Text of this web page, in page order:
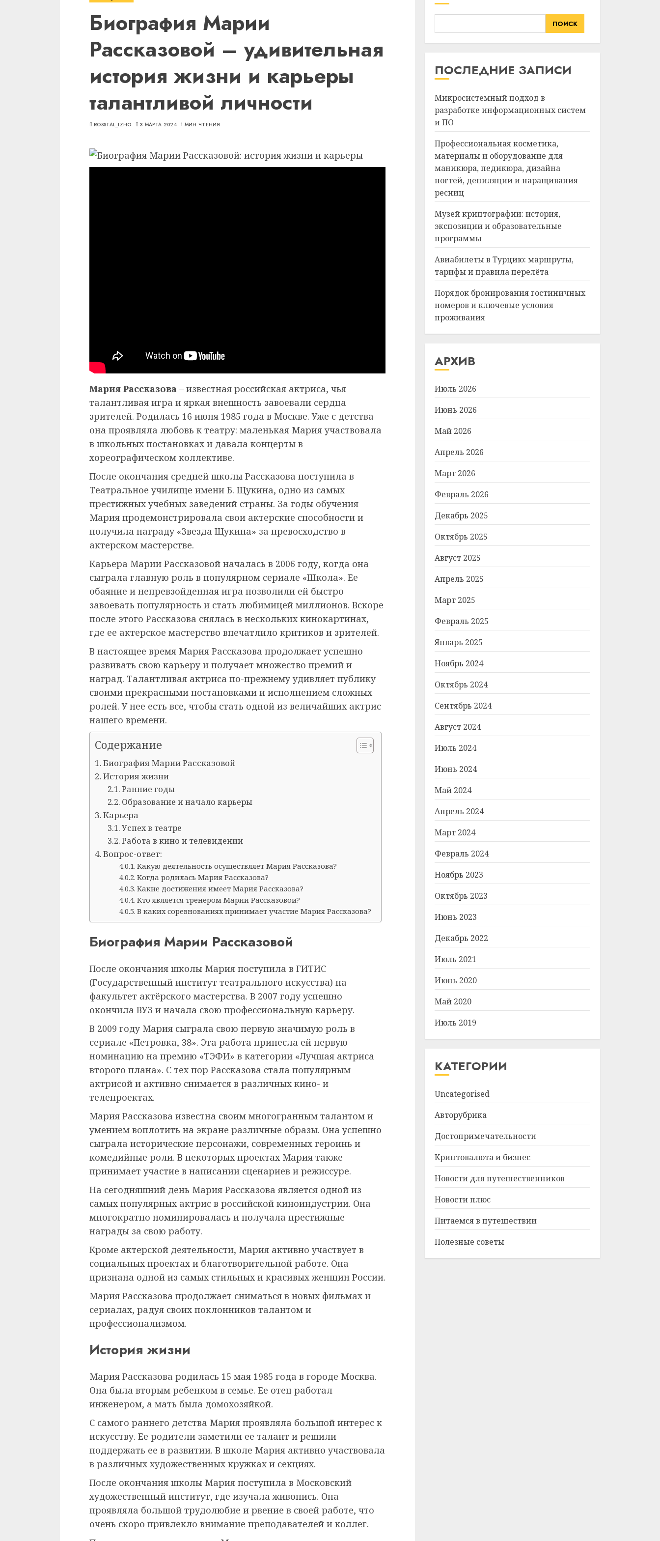
Биография Марии
Рассказовой – удивительная
история жизни и карьеры
талантливой личности
ROSSTAL_IZHO 3 МАРТА 2024 1 МИН ЧТЕНИЯ
Мария Рассказова – известная российская актриса, чья
талантливая игра и яркая внешность завоевали сердца
зрителей. Родилась 16 июня 1985 года в Москве. Уже с детства
она проявляла любовь к театру: маленькая Мария участвовала
в школьных постановках и давала концерты в
хореографическом коллективе.
После окончания средней школы Рассказова поступила в
Театральное училище имени Б. Щукина, одно из самых
престижных учебных заведений страны. За годы обучения
Мария продемонстрировала свои актерские способности и
получила награду «Звезда Щукина» за превосходство в
актерском мастерстве.
Карьера Марии Рассказовой началась в 2006 году, когда она
сыграла главную роль в популярном сериале «Школа». Ее
обаяние и непревзойденная игра позволили ей быстро
завоевать популярность и стать любимицей миллионов. Вскоре
после этого Рассказова снялась в нескольких кинокартинах,
где ее актерское мастерство впечатлило критиков и зрителей.
В настоящее время Мария Рассказова продолжает успешно
развивать свою карьеру и получает множество премий и
наград. Талантливая актриса по-прежнему удивляет публику
своими прекрасными постановками и исполнением сложных
ролей. У нее есть все, чтобы стать одной из величайших актрис
нашего времени.
Содержание
Биография Марии Рассказовой
История жизни
Ранние годы
Образование и начало карьеры
Карьера
Успех в театре
Работа в кино и телевидении
Вопрос-ответ:
Какую деятельность осуществляет Мария Рассказова?
Когда родилась Мария Рассказова?
Какие достижения имеет Мария Рассказова?
Кто является тренером Марии Рассказовой?
В каких соревнованиях принимает участие Мария Рассказова?
Биография Марии Рассказовой
После окончания школы Мария поступила в ГИТИС
(Государственный институт театрального искусства) на
факультет актёрского мастерства. В 2007 году успешно
окончила ВУЗ и начала свою профессиональную карьеру.
В 2009 году Мария сыграла свою первую значимую роль в
сериале «Петровка, 38». Эта работа принесла ей первую
номинацию на премию «ТЭФИ» в категории «Лучшая актриса
второго плана». С тех пор Рассказова стала популярным
актрисой и активно снимается в различных кино- и
телепроектах.
Мария Рассказова известна своим многогранным талантом и
умением воплотить на экране различные образы. Она успешно
сыграла исторические персонажи, современных героинь и
комедийные роли. В некоторых проектах Мария также
принимает участие в написании сценариев и режиссуре.
На сегодняшний день Мария Рассказова является одной из
самых популярных актрис в российской киноиндустрии. Она
многократно номинировалась и получала престижные
награды за свою работу.
Кроме актерской деятельности, Мария активно участвует в
социальных проектах и благотворительной работе. Она
признана одной из самых стильных и красивых женщин России.
Мария Рассказова продолжает сниматься в новых фильмах и
сериалах, радуя своих поклонников талантом и
профессионализмом.
История жизни
Мария Рассказова родилась 15 мая 1985 года в городе Москва.
Она была вторым ребенком в семье. Ее отец работал
инженером, а мать была домохозяйкой.
С самого раннего детства Мария проявляла большой интерес к
искусству. Ее родители заметили ее талант и решили
поддержать ее в развитии. В школе Мария активно участвовала
в различных художественных кружках и секциях.
После окончания школы Мария поступила в Московский
художественный институт, где изучала живопись. Она
проявляла большой трудолюбие и рвение в своей работе, что
очень скоро привлекло внимание преподавателей и коллег.
ПОИСК
ПОСЛЕДНИЕ ЗАПИСИ
Микросистемный подход в
разработке информационных систем
и ПО
Профессиональная косметика,
материалы и оборудование для
маникюра, педикюра, дизайна
ногтей, депиляции и наращивания
ресниц
Музей криптографии: история,
экспозиции и образовательные
программы
Авиабилеты в Турцию: маршруты,
тарифы и правила перелёта
Порядок бронирования гостиничных
номеров и ключевые условия
проживания
АРХИВ
Июль 2026
Июнь 2026
Май 2026
Апрель 2026
Март 2026
Февраль 2026
Декабрь 2025
Октябрь 2025
Август 2025
Апрель 2025
Март 2025
Февраль 2025
Январь 2025
Ноябрь 2024
Октябрь 2024
Сентябрь 2024
Август 2024
Июль 2024
Июнь 2024
Май 2024
Апрель 2024
Март 2024
Февраль 2024
Ноябрь 2023
Октябрь 2023
Июнь 2023
Декабрь 2022
Июль 2021
Июнь 2020
Май 2020
Июль 2019
КАТЕГОРИИ
Uncategorised
Авторубрика
Достопримечательности
Криптовалюта и бизнес
Новости для путешественников
Новости плюс
Питаемся в путешествии
Полезные советы